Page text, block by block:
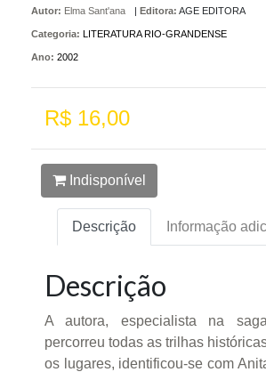
Autor: Elma Sant'ana Editora: AGE EDITORA
Categoria: LITERATURA RIO-GRANDENSE
Ano: 2002
R$ 16,00
Indisponível
Descrição Informação
Descrição
A autora, especialista na
percorreu todas as trilhas
os lugares, identificou-se com